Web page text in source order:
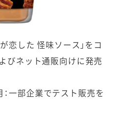
恋した 怪味ソース」をコ
びネット通販向けに発売
一部企業でテスト販売を